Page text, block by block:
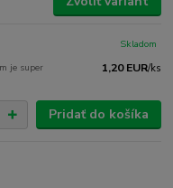
je super
1,20 EUR/ks
Skladom
Pridať do košíka